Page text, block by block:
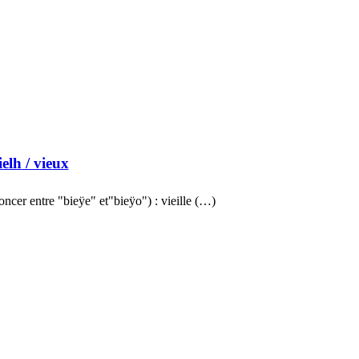
/ vieux
entre "bieÿe" et"bieÿo") : vieille (…)